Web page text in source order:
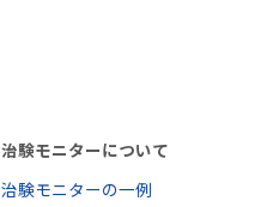
治験モニターについて
治験モニターの一例